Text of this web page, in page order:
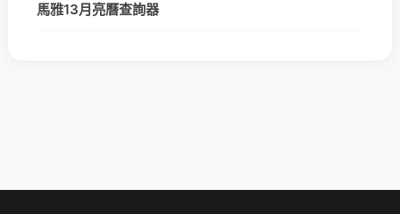
馬雅13月亮曆查詢器